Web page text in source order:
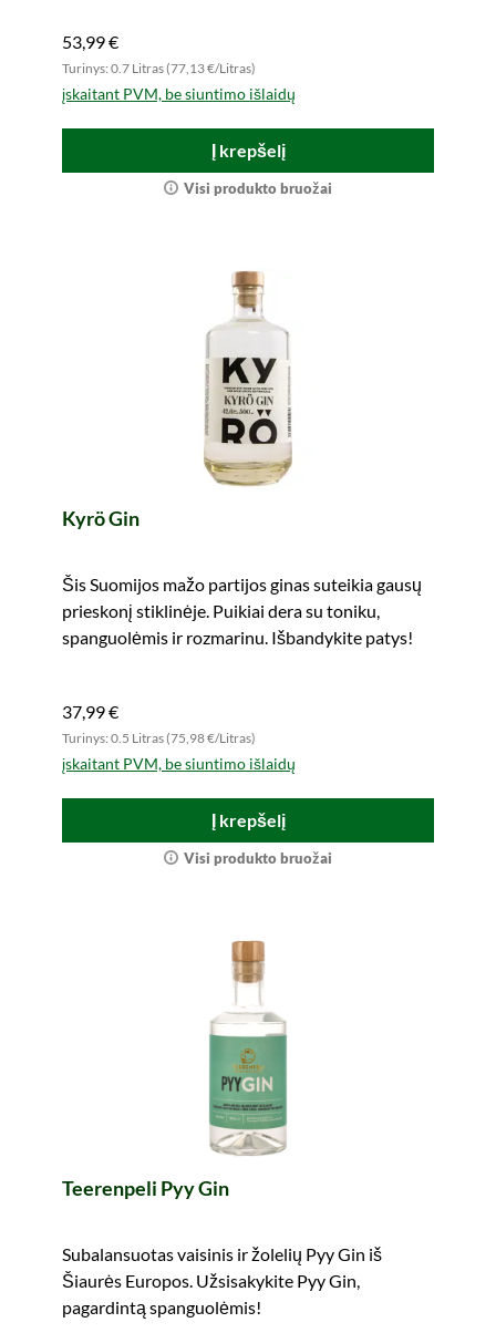
53,99 €
Turinys: 0.7 Litras (77,13 €/Litras)
įskaitant PVM, be siuntimo išlaidų
Į krepšelį
Visi produkto bruožai
Kyrö Gin
Šis Suomijos mažo partijos ginas suteikia gausų
prieskonį stiklinėje. Puikiai dera su toniku,
spanguolėmis ir rozmarinu. Išbandykite patys!
37,99 €
Turinys: 0.5 Litras (75,98 €/Litras)
įskaitant PVM, be siuntimo išlaidų
Į krepšelį
Visi produkto bruožai
Teerenpeli Pyy Gin
Subalansuotas vaisinis ir žolelių Pyy Gin iš
Šiaurės Europos. Užsisakykite Pyy Gin,
pagardintą spanguolėmis!